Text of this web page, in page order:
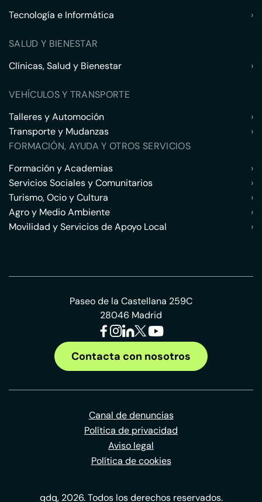
Tecnología e Informática
›
SALUD Y BIENESTAR
Clínicas, Salud y Bienestar
›
VEHÍCULOS Y TRANSPORTE
Talleres y Automoción
›
Transporte y Mudanzas
›
FORMACIÓN, AYUDA Y OTROS SERVICIOS
Formación y Academias
›
Servicios Sociales y Comunitarios
›
Turismo, Ocio y Cultura
›
Agro y Medio Ambiente
›
Movilidad y Servicios de Apoyo Local
›
Paseo de la Castellana 259C
28046 Madrid
Contacta con nosotros
Canal de denuncias
Política de privacidad
Aviso legal
Política de cookies
qdq, 2026. Todos los derechos reservados.